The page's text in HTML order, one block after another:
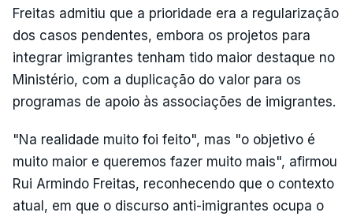
Freitas admitiu que a prioridade era a regularização
dos casos pendentes, embora os projetos para
integrar imigrantes tenham tido maior destaque no
Ministério, com a duplicação do valor para os
programas de apoio às associações de imigrantes.
"Na realidade muito foi feito", mas "o objetivo é
muito maior e queremos fazer muito mais", afirmou
Rui Armindo Freitas, reconhecendo que o contexto
atual, em que o discurso anti-imigrantes ocupa o